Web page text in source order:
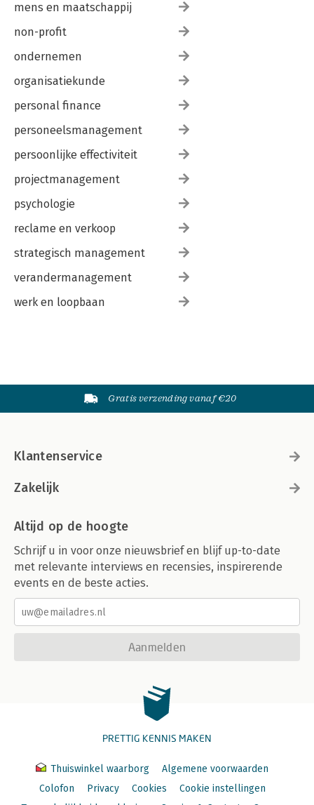
mens en maatschappij
non-profit
ondernemen
organisatiekunde
personal finance
personeelsmanagement
persoonlijke effectiviteit
projectmanagement
psychologie
reclame en verkoop
strategisch management
verandermanagement
werk en loopbaan
Gratis verzending vanaf €20
Klantenservice
Zakelijk
Altijd op de hoogte
Schrijf u in voor onze nieuwsbrief en blijf up-to-date
met relevante interviews en recensies, inspirerende
events en de beste acties.
Aanmelden
PRETTIG KENNIS MAKEN
Thuiswinkel waarborg
Algemene voorwaarden
Colofon
Privacy Cookies
Cookie instellingen